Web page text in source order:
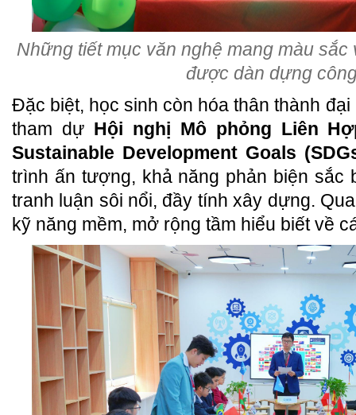
Những tiết mục văn nghệ mang màu
được dàn dựng
Đặc biệt, học sinh còn hóa thân thành
tham dự Hội nghị Mô phỏng Liên
Sustainable Development Goals
trình ấn tượng, khả năng phản biện sắc
tranh luận sôi nổi, đầy tính xây dựng.
kỹ năng mềm, mở rộng tầm hiểu biết về